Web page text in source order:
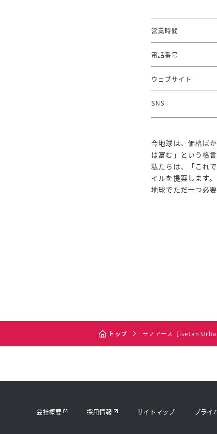
営業時間
電話番号
ウェブサイト
SNS
今地球は、価格ば
は富む」という格
私たちは、「これ
イルを提案します。
地球でただ一つ必
トップ モノアース［isetan
会社概要 採用情報 サイトマップ プライ